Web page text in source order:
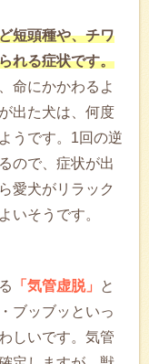
短頭種や、チワ
れる症状です。
命にかかわるよ
出た犬は、何度
うです。1回の逆
ので、症状が出
愛犬がリラック
いそうです。
「気管虚脱」
と
ブッブッといっ
しいです。気管